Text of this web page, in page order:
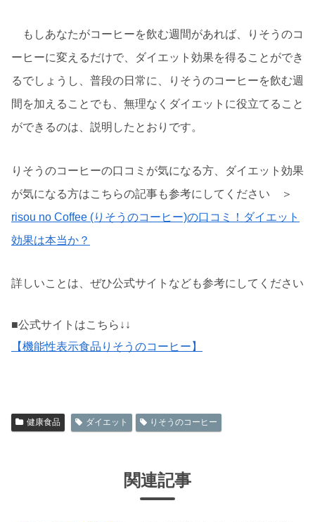
もしあなたがコーヒーを飲む週間があれば、りそうのコ
ーヒーに変えるだけで、ダイエット効果を得ることができ
るでしょうし、普段の日常に、りそうのコーヒーを飲む週
間を加えることでも、無理なくダイエットに役立てること
ができるのは、説明したとおりです。
りそうのコーヒーの口コミが気になる方、ダイエット効果
が気になる方はこちらの記事も参考にしてください ＞
risou no Coffee (りそうのコーヒー)の口コミ！ダイエット
効果は本当か？
詳しいことは、ぜひ公式サイトなども参考にしてください
■公式サイトはこちら↓↓
【機能性表示食品りそうのコーヒー】
健康食品 ダイエット りそうのコーヒー
関連記事